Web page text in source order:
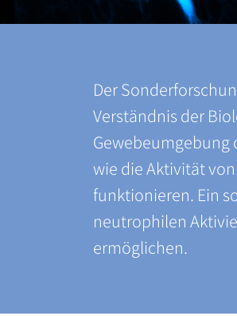
Der
Verständnis der
wie die Aktivität
funktionieren. Ein
neutrophilen
ermöglichen.